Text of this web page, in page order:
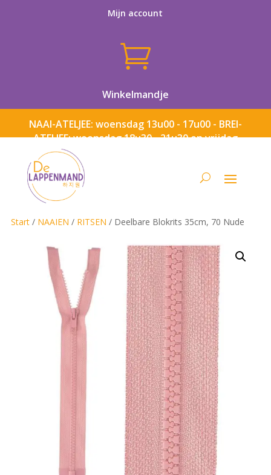
Mijn account

Winkelmandje
NAAI-ATELJEE: woensdag 13u00 - 17u00 - BREI-
ATELJEE: woensdag 18u30 - 21u30 en vrijdag
Start/ NAAIEN / RITSEN / Deelbare Blokrits 35cm, 70 Nude